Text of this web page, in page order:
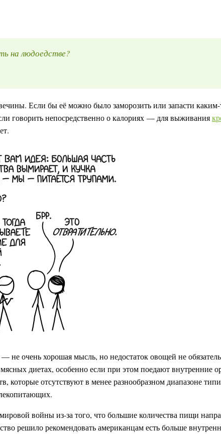
на людоедстве?
Если бы её можно было заморозить или запасти
говорить непосредственно о калориях — для выживания
не очень хорошая мысль, но недостаток овощей не
диетах, особенно если при этом поедают внутренние
которые отсутствуют в менее разнообразном диапазоне
войны из-за того, что большие количества пищи
решило рекомендовать американцам есть больше